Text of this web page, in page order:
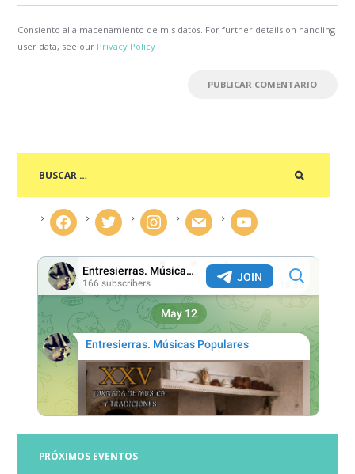
Consiento al almacenamiento de mis datos. For further details on handling
user data, see our Privacy Policy
facebook twitter instagram mail youtube
PRÓXIMOS EVENTOS